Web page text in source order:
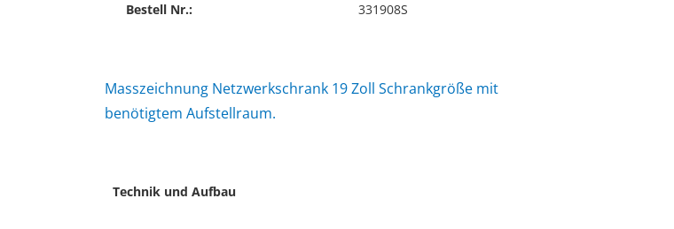
Bestell Nr.: 331908S
Masszeichnung Netzwerkschrank 19 Zoll Schrankgröße mit
benötigtem Aufstellraum.
Technik und Aufbau